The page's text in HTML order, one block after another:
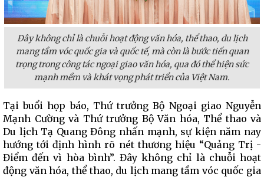
Đây không chỉ là chuỗi hoạt động văn hóa, thể thao, du lịch
mang tầm vóc quốc gia và quốc tế, mà còn là bước tiến quan
trọng trong công tác ngoại giao văn hóa, qua đó thể hiện sức
mạnh mềm và khát vọng phát triển của Việt Nam.
Tại buổi họp báo, Thứ trưởng Bộ Ngoại giao Nguyễn
Mạnh Cường và Thứ trưởng Bộ Văn hóa, Thể thao và
Du lịch Tạ Quang Đông nhấn mạnh, sự kiện năm nay
hướng tới định hình rõ nét thương hiệu “Quảng Trị -
Điểm đến vì hòa bình”. Đây không chỉ là chuỗi hoạt
động văn hóa, thể thao, du lịch mang tầm vóc quốc gia